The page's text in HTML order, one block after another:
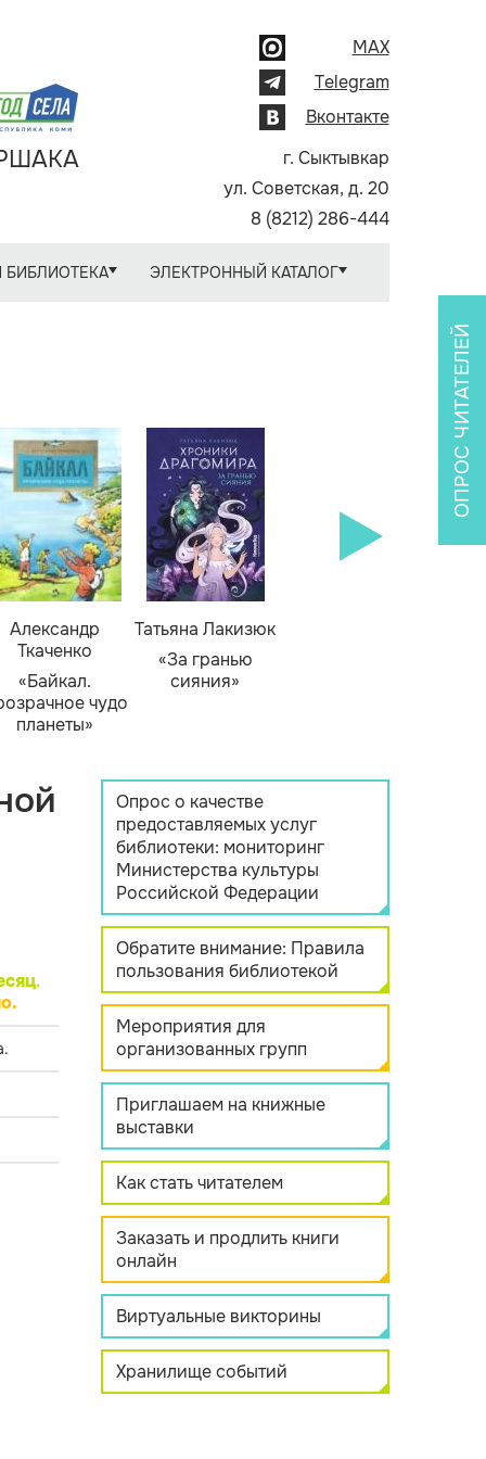
MAX
Telegram
Вконтакте
г. Сыктывкар
ул. Советская, д. 20
8 (8212) 286-444
БИБЛИОТЕКА ЭЛЕКТРОННЫЙ КАТАЛОГ
Александр
Ткаченко
«Байкал.
чудо
планеты»
Татьяна Лакизюк
«За гранью
сияния»
.
ОПРОС ЧИТАТЕЛЕЙ
Опрос о качестве
предоставляемых услуг
библиотеки: мониторинг
Министерства культуры
Российской Федерации
Обратите внимание: Правила
пользования библиотекой
Мероприятия для
организованных групп
Приглашаем на книжные
выставки
Как стать читателем
Заказать и продлить книги
онлайн
Виртуальные викторины
Хранилище событий